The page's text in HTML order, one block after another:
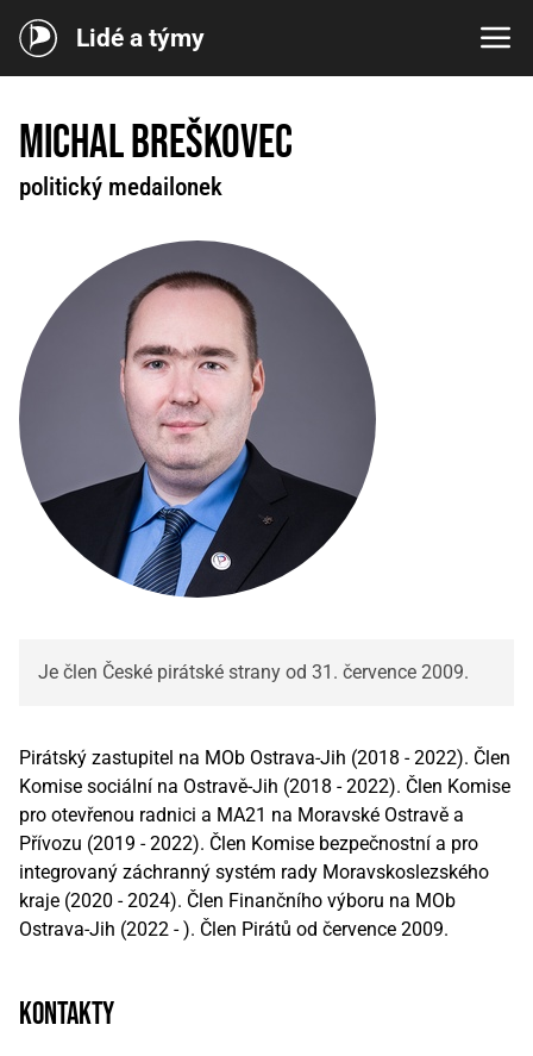
Lidé a týmy
Michal Breškovec
politický medailonek
Je člen České pirátské strany od 31. července 2009.
Pirátský zastupitel na MOb Ostrava-Jih (2018 - 2022). Člen
Komise sociální na Ostravě-Jih (2018 - 2022). Člen Komise
pro otevřenou radnici a MA21 na Moravské Ostravě a
Přívozu (2019 - 2022). Člen Komise bezpečnostní a pro
integrovaný záchranný systém rady Moravskoslezského
kraje (2020 - 2024). Člen Finančního výboru na MOb
Ostrava-Jih (2022 - ). Člen Pirátů od července 2009.
kontakty